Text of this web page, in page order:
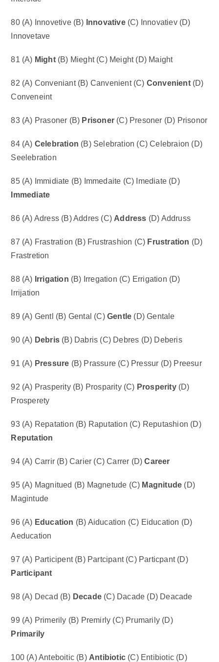
80 (A) Innovetive (B) Innovative(C) Innovatiev (D)
Innovetave
81 (A) Might(B) Mieght (C) Meight (D) Maight
82 (A) Conveniant (B) Canvenient (C) Convenient(D)
Conveneint
83 (A) Prasoner (B) Prisoner (C) Presoner (D) Prisonor
84 (A) Celebration (B) Selebration (C) Celebraion (D)
Seelebration
85 (A) Immidiate (B) Immedaite (C) Imediate (D)
Immediate
86 (A) Adress (B) Addres (C) Address (D) Addruss
87 (A) Frastration (B) Frustrashion (C) Frustration (D)
Frastretion
88 (A) Irrigation (B) Irregation (C) Errigation (D)
Irrijation
89 (A) Gentl (B) Gental (C)Gentle (D) Gentale
90 (A) Debris (B) Dabris (C) Debres (D) Deberis
91 (A) Pressure (B) Prassure (C) Pressur (D) Preesur
92 (A) Prasperity (B) Prosparity (C) Prosperity(D)
Prosperety
93 (A) Repatation (B) Raputation (C) Reputashion (D)
Reputation
94 (A) Carrir (B) Carier (C) Carrer (D)Career
95 (A) Magnitued (B) Magnetude (C) Magnitude (D)
Magintude
96 (A) Education (B) Aiducation (C) Eiducation (D)
Aeducation
97 (A) Participent (B) Partcipant (C) Particpant (D)
Participant
98 (A) Decad (B) Decade (C) Dacade (D) Deacade
99 (A) Primerily (B) Premirly (C) Prumarily (D)
Primarily
100 (A) Anteboitic (B) Antibiotic (C) Entibiotic (D)